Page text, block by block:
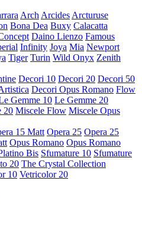
Arch Arcides Arcturuse
Bona Dea Buxy Calacatta
Daino Lienzo Famous
Infinity Joya Mia Newport
Tiger Turin Wild Onyx Zenith
Decori 10 Decori 20 Decori 50
Decori Opus Romano Flow
Gemme 10 Le Gemme 20
20 Miscele Flow Miscele Opus
15 Matt Opera 25 Opera 25
Opus Romano Opus Romano
Bis Sfumature 10 Sfumature
20 The Crystal Collection
10 Vetricolor 20